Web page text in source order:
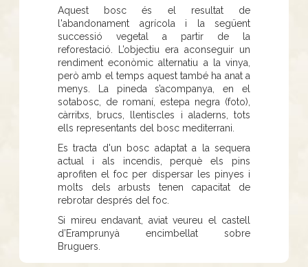
Aquest bosc és el resultat de
l'abandonament agrícola i la següent
successió vegetal a partir de la
reforestació. L’objectiu era aconseguir un
rendiment econòmic alternatiu a la vinya,
però amb el temps aquest també ha anat a
menys. La pineda s’acompanya, en el
sotabosc, de romaní, estepa negra (foto),
càrritxs, brucs, llentiscles i aladerns, tots
ells representants del bosc mediterrani.
Es tracta d'un bosc adaptat a la sequera
actual i als incendis, perquè els pins
aprofiten el foc per dispersar les pinyes i
molts dels arbusts tenen capacitat de
rebrotar després del foc.
Si mireu endavant, aviat veureu el castell
d’Eramprunyà encimbellat sobre
Bruguers.